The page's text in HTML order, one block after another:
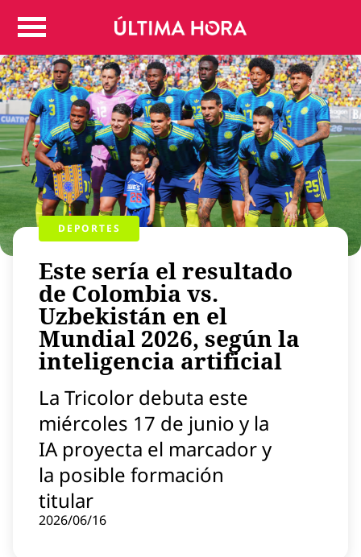
Colombia
Judicial
Politica
Regiones
Deportes
Positivas
Entretenimiento
Vida
Mundo
Virales
Tecnología
Economía
Estilo de vida
Contenido patrocinado
Instagram
DEPORTES
Este sería el resultado
de Colombia vs.
Uzbekistán en el
Mundial 2026, según la
inteligencia artificial
La Tricolor debuta este
miércoles 17 de junio y la
IA proyecta el marcador y
la posible formación
titular
2026/06/16